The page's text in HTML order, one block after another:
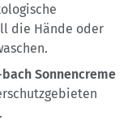
die Hände oder
Sonnencreme